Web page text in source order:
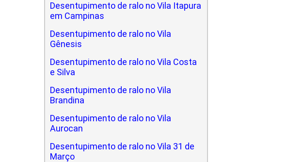
Desentupimento de ralo no Vila Itapura
em Campinas
Desentupimento de ralo no Vila
Gênesis
Desentupimento de ralo no Vila Costa
e Silva
Desentupimento de ralo no Vila
Brandina
Desentupimento de ralo no Vila
Aurocan
Desentupimento de ralo no Vila 31 de
Março